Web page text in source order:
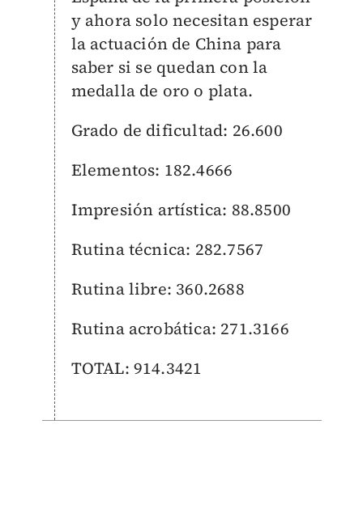
y ahora solo necesitan esperar
la actuación de China para
saber si se quedan con la
medalla de oro o plata.
Grado de dificultad: 26.600
Elementos: 182.4666
Impresión artística: 88.8500
Rutina técnica: 282.7567
Rutina libre: 360.2688
Rutina acrobática: 271.3166
TOTAL: 914.3421